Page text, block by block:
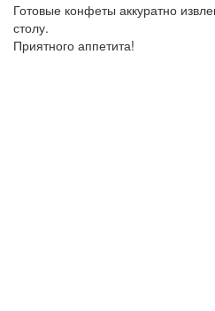
Готовые конфеты аккуратно
столу.
Приятного аппетита!